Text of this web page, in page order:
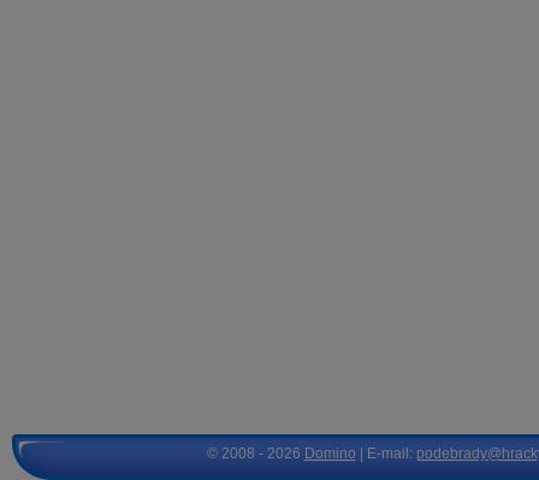
© 2008 - 2026 Domino | E-mail: